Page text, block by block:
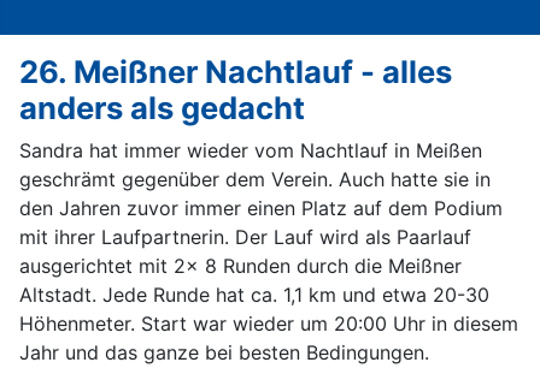
26. Meißner Nachtlauf - alles
anders als gedacht
Sandra hat immer wieder vom Nachtlauf in Meißen
geschrämt gegenüber dem Verein. Auch hatte sie in
den Jahren zuvor immer einen Platz auf dem Podium
mit ihrer Laufpartnerin. Der Lauf wird als Paarlauf
ausgerichtet mit 2x 8 Runden durch die Meißner
Altstadt. Jede Runde hat ca. 1,1 km und etwa 20-30
Höhenmeter. Start war wieder um 20:00 Uhr in diesem
Jahr und das ganze bei besten Bedingungen.